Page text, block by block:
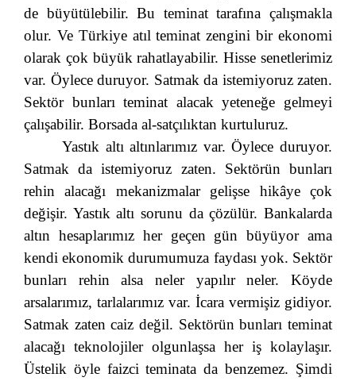
de büyütülebilir. Bu teminat tarafına çalışmakla
olur. Ve Türkiye atıl teminat zengini bir ekonomi
olarak çok büyük rahatlayabilir. Hisse senetlerimiz
var. Öylece duruyor. Satmak da istemiyoruz zaten.
Sektör bunları teminat alacak yeteneğe gelmeyi
çalışabilir. Borsada al-satçılıktan kurtuluruz.
Yastık altı altınlarımız var. Öylece duruyor.
Satmak da istemiyoruz zaten. Sektörün bunları
rehin alacağı mekanizmalar gelişse hikâye çok
değişir. Yastık altı sorunu da çözülür. Bankalarda
altın hesaplarımız her geçen gün büyüyor ama
kendi ekonomik durumumuza faydası yok. Sektör
bunları rehin alsa neler yapılır neler. Köyde
arsalarımız, tarlalarımız var. İcara vermişiz gidiyor.
Satmak zaten caiz değil. Sektörün bunları teminat
alacağı teknolojiler olgunlaşsa her iş kolaylaşır.
Üstelik öyle faizci teminata da benzemez. Şimdi